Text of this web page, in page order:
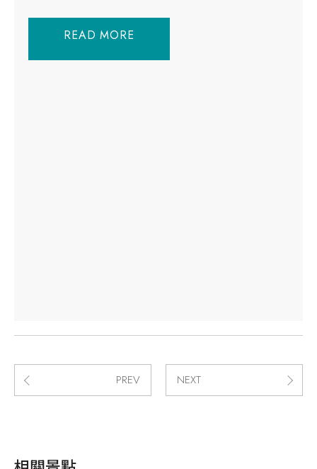
READ MORE
PREV NEXT